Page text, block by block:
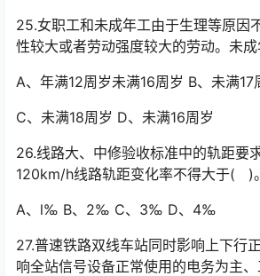
25.女职工和未成年工由于生理等原因
性较大或者劳动强度较大的劳动。未
A、年满12周岁未满16周岁 B、未满17
C、未满18周岁 D、未满16周岁
26.线路大、中修验收标准中的轨距要
120km/h线路轨距变化率不得大于( )。
A、l‰ B、2‰ C、3‰ D、4‰
27.普速铁路双线车站同时影响上下行
响全站信号设备正常使用的电务为主